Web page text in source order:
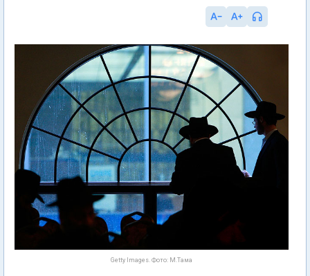
Getty Images. Фото: М.Тама